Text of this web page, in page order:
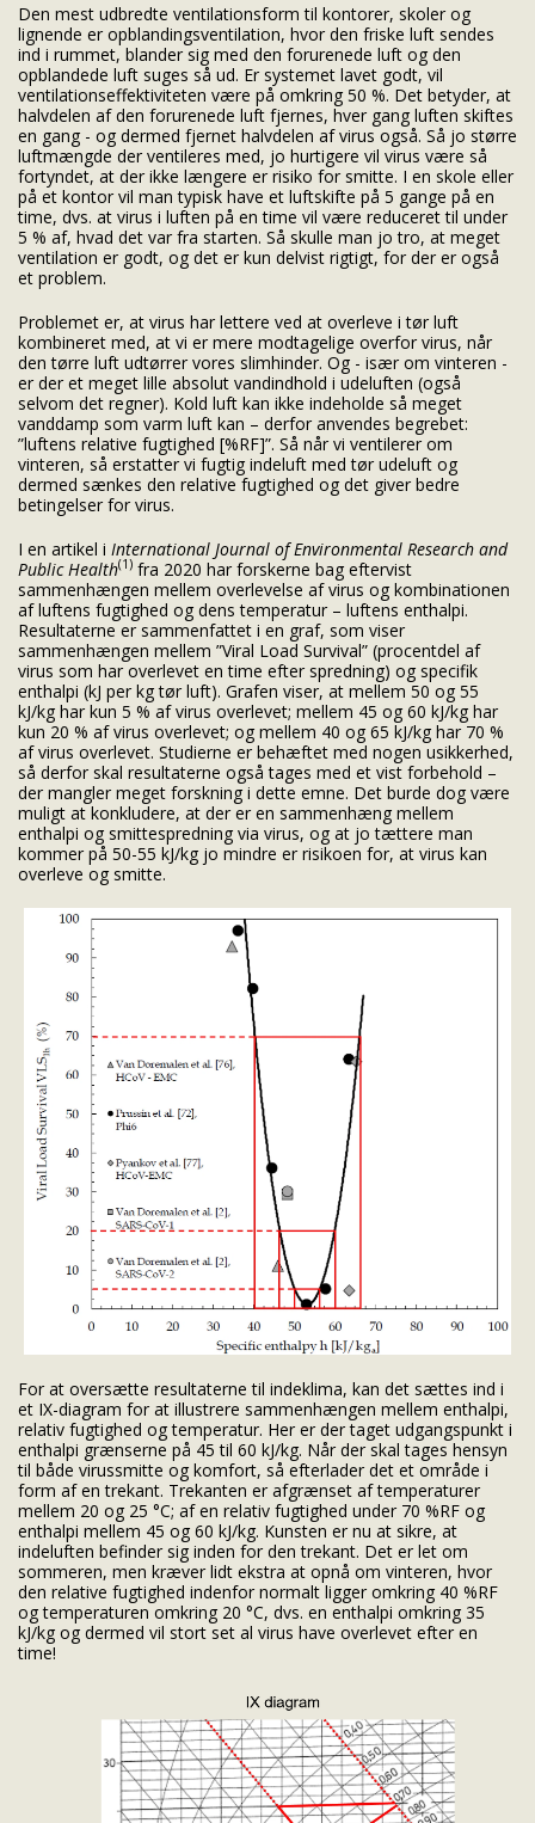
Den mest udbredte ventilationsform til kontorer, skoler og
lignende er opblandingsventilation, hvor den friske luft sendes
ind i rummet, blander sig med den forurenede luft og den
opblandede luft suges så ud. Er systemet lavet godt, vil
ventilationseffektiviteten være på omkring 50 %. Det betyder, at
halvdelen af den forurenede luft fjernes, hver gang luften skiftes
en gang - og dermed fjernet halvdelen af virus også. Så jo større
luftmængde der ventileres med, jo hurtigere vil virus være så
fortyndet, at der ikke længere er risiko for smitte. I en skole eller
på et kontor vil man typisk have et luftskifte på 5 gange på en
time, dvs. at virus i luften på en time vil være reduceret til under
5 % af, hvad det var fra starten. Så skulle man jo tro, at meget
ventilation er godt, og det er kun delvist rigtigt, for der er også
et problem.
Problemet er, at virus har lettere ved at overleve i tør luft
kombineret med, at vi er mere modtagelige overfor virus, når
den tørre luft udtørrer vores slimhinder. Og - især om vinteren -
er der et meget lille absolut vandindhold i udeluften (også
selvom det regner). Kold luft kan ikke indeholde så meget
vanddamp som varm luft kan – derfor anvendes begrebet:
”luftens relative fugtighed [%RF]”. Så når vi ventilerer om
vinteren, så erstatter vi fugtig indeluft med tør udeluft og
dermed sænkes den relative fugtighed og det giver bedre
betingelser for virus.
I en artikel i International Journal of Environmental Research and
Public Health(1) fra 2020 har forskerne bag eftervist
sammenhængen mellem overlevelse af virus og kombinationen
af luftens fugtighed og dens temperatur – luftens enthalpi.
Resultaterne er sammenfattet i en graf, som viser
sammenhængen mellem ”Viral Load Survival” (procentdel af
virus som har overlevet en time efter spredning) og specifik
enthalpi (kJ per kg tør luft). Grafen viser, at mellem 50 og 55
kJ/kg har kun 5 % af virus overlevet; mellem 45 og 60 kJ/kg har
kun 20 % af virus overlevet; og mellem 40 og 65 kJ/kg har 70 %
af virus overlevet. Studierne er behæftet med nogen usikkerhed,
så derfor skal resultaterne også tages med et vist forbehold –
der mangler meget forskning i dette emne. Det burde dog være
muligt at konkludere, at der er en sammenhæng mellem
enthalpi og smittespredning via virus, og at jo tættere man
kommer på 50-55 kJ/kg jo mindre er risikoen for, at virus kan
overleve og smitte.
For at oversætte resultaterne til indeklima, kan det sættes ind i
et IX-diagram for at illustrere sammenhængen mellem enthalpi,
relativ fugtighed og temperatur. Her er der taget udgangspunkt i
enthalpi grænserne på 45 til 60 kJ/kg. Når der skal tages hensyn
til både virussmitte og komfort, så efterlader det et område i
form af en trekant. Trekanten er afgrænset af temperaturer
mellem 20 og 25 °C; af en relativ fugtighed under 70 %RF og
enthalpi mellem 45 og 60 kJ/kg. Kunsten er nu at sikre, at
indeluften befinder sig inden for den trekant. Det er let om
sommeren, men kræver lidt ekstra at opnå om vinteren, hvor
den relative fugtighed indenfor normalt ligger omkring 40 %RF
og temperaturen omkring 20 °C, dvs. en enthalpi omkring 35
kJ/kg og dermed vil stort set al virus have overlevet efter en
time!